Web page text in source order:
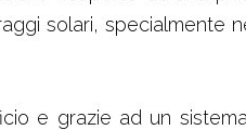
solari,
e grazie ad un